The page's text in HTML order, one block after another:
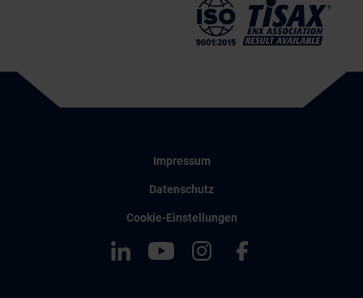
Impressum
Datenschutz
Cookie-Einstellungen
LinkedInYouTubeInstagramFacebook